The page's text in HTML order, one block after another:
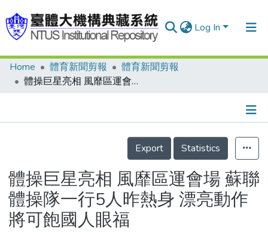
Log In
Communities & Collections
Statistics
Home 體育新聞剪報
體育新聞剪報
體操巨星亮相 風靡區運會場 蘇聯體操隊一行5人昨熱身 漂亮動作將可飽國人眼福
Details
Export
Statistics
體操巨星亮相 風靡區運會場 蘇聯
體操隊一行5人昨熱身 漂亮動作
將可飽國人眼福